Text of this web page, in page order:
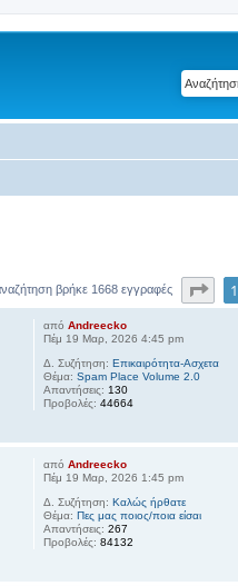
βρήκε 1668 εγγραφές 1
απόAndreecko
Πέμ 19 Μαρ, 2026 4:45 pm
Δ. Συζήτηση:Επικαιρότητα-Ασχετα
Θέμα:Spam Place Volume 2.0
Απαντήσεις: 130
Προβολές:44664
απόAndreecko
Πέμ 19 Μαρ, 2026 1:45 pm
Δ. Συζήτηση:Kαλώς ήρθατε
Θέμα:Πες μας ποιος/ποια είσαι
Απαντήσεις:267
Προβολές:84132